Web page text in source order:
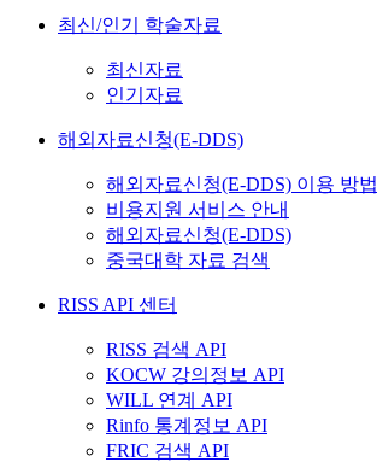
최신/인기 학술자료
최신자료
인기자료
해외자료신청(E-DDS)
해외자료신청(E-DDS) 이용 방법
비용지원 서비스 안내
해외자료신청(E-DDS)
중국대학 자료 검색
RISS API 센터
RISS 검색 API
KOCW 강의정보 API
WILL 연계 API
Rinfo 통계정보 API
FRIC 검색 API